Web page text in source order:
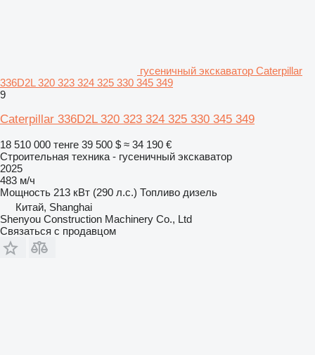
гусеничный экскаватор Caterpillar
336D2L 320 323 324 325 330 345 349
9
Caterpillar 336D2L 320 323 324 325 330 345 349
18 510 000 тенге 39 500 $ ≈ 34 190 €
Строительная техника - гусеничный экскаватор
2025
483 м/ч
Мощность 213 кВт (290 л.с.) Топливо дизель
Китай, Shanghai
Shenyou Construction Machinery Co., Ltd
Связаться с продавцом